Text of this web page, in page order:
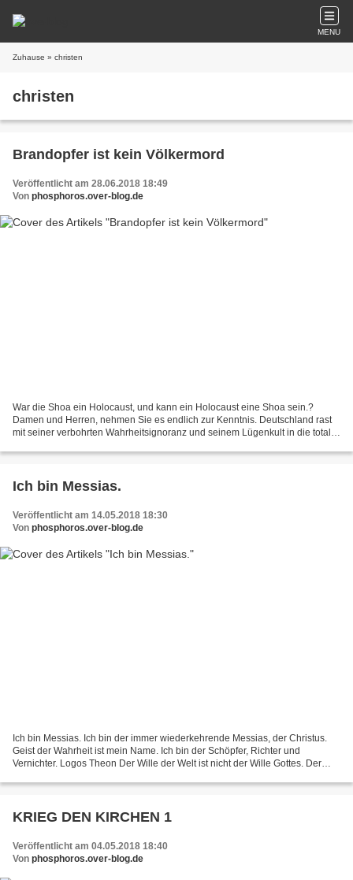
MENU
Zuhause » christen
christen
Brandopfer ist kein Völkermord
Veröffentlicht am 28.06.2018 18:49
Von phosphoros.over-blog.de
War die Shoa ein Holocaust, und kann ein Holocaust eine Shoa sein.?
Damen und Herren, nehmen Sie es endlich zur Kenntnis. Deutschland rast
mit seiner verbohrten Wahrheitsignoranz und seinem Lügenkult in die totale
Ich bin Messias.
Veröffentlicht am 14.05.2018 18:30
Von phosphoros.over-blog.de
Ich bin Messias. Ich bin der immer wiederkehrende Messias, der Christus.
Geist der Wahrheit ist mein Name. Ich bin der Schöpfer, Richter und
Vernichter. Logos Theon Der Wille der Welt ist nicht der Wille Gottes. Der
KRIEG DEN KIRCHEN 1
Veröffentlicht am 04.05.2018 18:40
Von phosphoros.over-blog.de